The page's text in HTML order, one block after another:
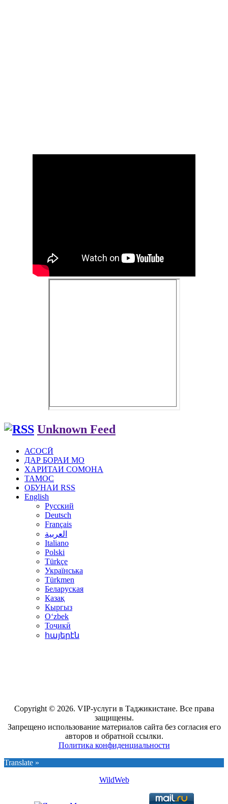
Unknown Feed
АСОСӢ
ДАР БОРАИ МО
ХАРИТАИ СОМОНА
ТАМОС
ОБУНАИ RSS
English
Русский
Deutsch
Français
العربية
Italiano
Polski
Türkçe
Українська
Türkmen
Беларуская
Қазақ
Кыргыз
Oʻzbek
Тоҷикӣ
հայերէն
Copyright © 2026. VIP-услуги в Таджикистане. Все права
защищены.
Запрещено использование материалов сайта без согласия его
авторов и обратной ссылки.
Политика конфиденциальности
Translate »
WildWeb